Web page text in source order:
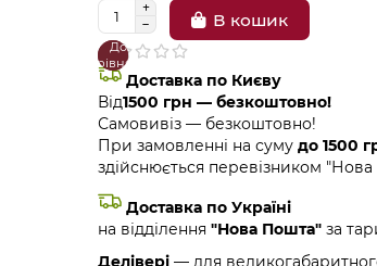
В кошик
В
закладки
До
порівняння
Доставка по Києву
Від1500 грн — безкоштовно!
Самовивіз — безкоштовно!
При замовленні на сумудо 1500
здійснюється перевізником
Доставка по Україні
на відділення"Нова Пошта"за
Делівері — для